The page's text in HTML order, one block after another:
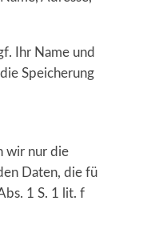
Ihr Name und
Speicherung
wir nur die
Daten, die für
1 S. 1 lit. f